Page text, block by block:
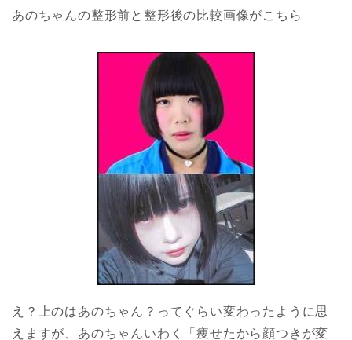
あのちゃんの整形前と整形後の比較画像がこちら
え？上のはあのちゃん？ってぐらい変わったように思
えますが、あのちゃんいわく「痩せたから顔つきが変